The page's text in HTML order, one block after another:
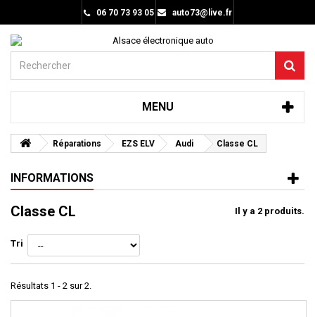
06 70 73 93 05 auto73@live.fr
MENU
Réparations EZS ELV Audi Classe CL
INFORMATIONS
Classe CL Il y a 2 produits.
Tri
Résultats 1 - 2 sur 2.